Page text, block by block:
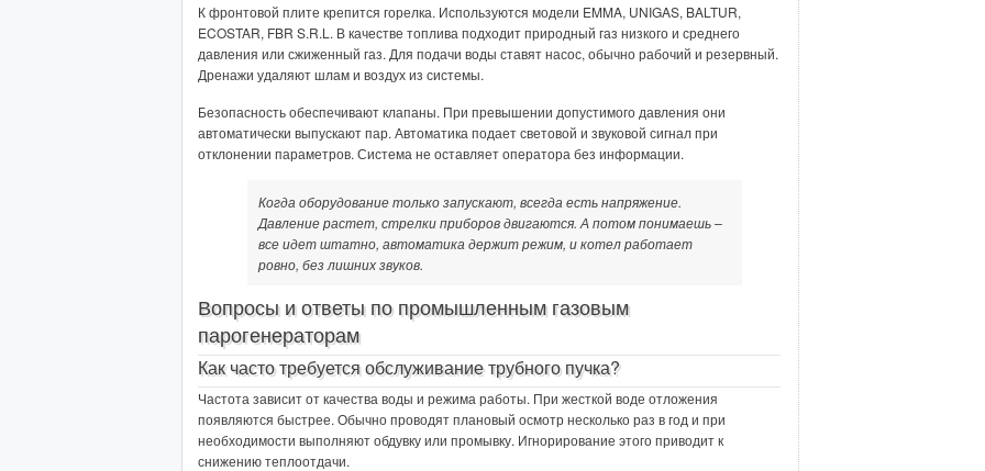
К фронтовой плите крепится горелка. Используются модели EMMA, UNIGAS, BALTUR,
ECOSTAR, FBR S.R.L. В качестве топлива подходит природный газ низкого и среднего
давления или сжиженный газ. Для подачи воды ставят насос, обычно рабочий и резервный.
Дренажи удаляют шлам и воздух из системы.
Безопасность обеспечивают клапаны. При превышении допустимого давления они
автоматически выпускают пар. Автоматика подает световой и звуковой сигнал при
отклонении параметров. Система не оставляет оператора без информации.
Когда оборудование только запускают, всегда есть напряжение.
Давление растет, стрелки приборов двигаются. А потом понимаешь –
все идет штатно, автоматика держит режим, и котел работает
ровно, без лишних звуков.
Вопросы и ответы по промышленным газовым
парогенераторам
Как часто требуется обслуживание трубного пучка?
Частота зависит от качества воды и режима работы. При жесткой воде отложения
появляются быстрее. Обычно проводят плановый осмотр несколько раз в год и при
необходимости выполняют обдувку или промывку. Игнорирование этого приводит к
снижению теплоотдачи.